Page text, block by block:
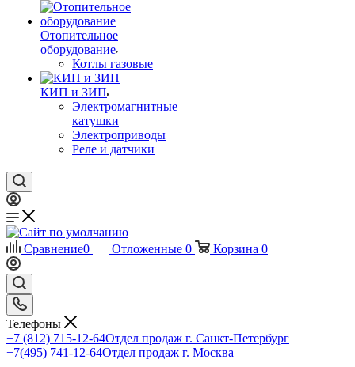
Отопительное
оборудование
Котлы газовые
КИП и ЗИП
Электромагнитные
катушки
Электроприводы
Реле и датчики
Сравнение0 Отложенные 0 Корзина 0
Телефоны
+7 (812) 715-12-64Отдел продаж г. Санкт-Петербург
+7(495) 741-12-64Отдел продаж г. Москва